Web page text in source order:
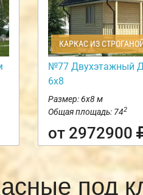
КАРКАС ИЗ
№77 Двухэтажный
6х8
Размер: 6х8 м
Общая площадь: 742
от 2972900
под